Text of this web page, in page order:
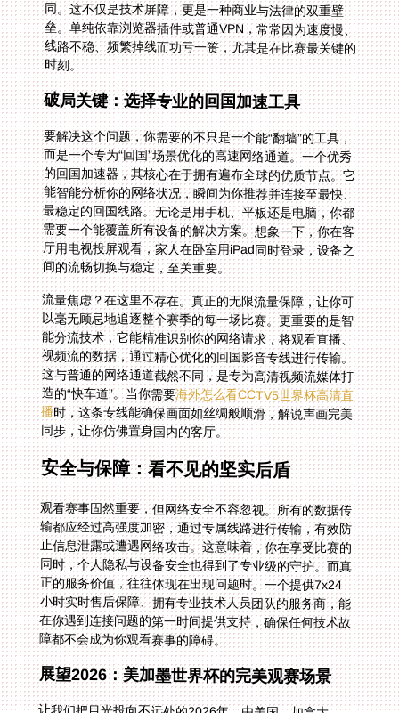
时刻。
破局关键：选择专业的回国加速工具
要解决这个问题，你需要的不只是一个能“翻墙”的工具，
而是一个专为“回国”场景优化的高速网络通道。一个优秀
的回国加速器，其核心在于拥有遍布全球的优质节点。它
能智能分析你的网络状况，瞬间为你推荐并连接至最快、
最稳定的回国线路。无论是用手机、平板还是电脑，你都
需要一个能覆盖所有设备的解决方案。想象一下，你在客
厅用电视投屏观看，家人在卧室用iPad同时登录，设备之
间的流畅切换与稳定，至关重要。
流量焦虑？在这里不存在。真正的无限流量保障，让你可
以毫无顾忌地追逐整个赛季的每一场比赛。更重要的是智
能分流技术，它能精准识别你的网络请求，将观看直播、
视频流的数据，通过精心优化的回国影音专线进行传输。
这与普通的网络通道截然不同，是专为高清视频流媒体打
造的“快车道”。当你需要海外怎么看CCTV5世界杯高清直
播时，这条专线能确保画面如丝绸般顺滑，解说声画完美
同步，让你仿佛置身国内的客厅。
安全与保障：看不见的坚实后盾
观看赛事固然重要，但网络安全不容忽视。所有的数据传
输都应经过高强度加密，通过专属线路进行传输，有效防
止信息泄露或遭遇网络攻击。这意味着，你在享受比赛的
同时，个人隐私与设备安全也得到了专业级的守护。而真
正的服务价值，往往体现在出现问题时。一个提供7x24
小时实时售后保障、拥有专业技术人员团队的服务商，能
在你遇到连接问题的第一时间提供支持，确保任何技术故
障都不会成为你观看赛事的障碍。
展望2026：美加墨世界杯的完美观赛场景